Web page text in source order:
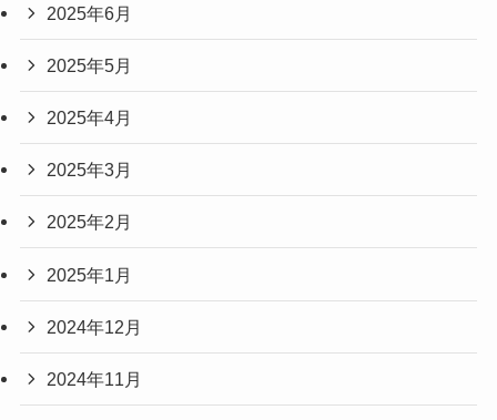
2025年6月
2025年5月
2025年4月
2025年3月
2025年2月
2025年1月
2024年12月
2024年11月